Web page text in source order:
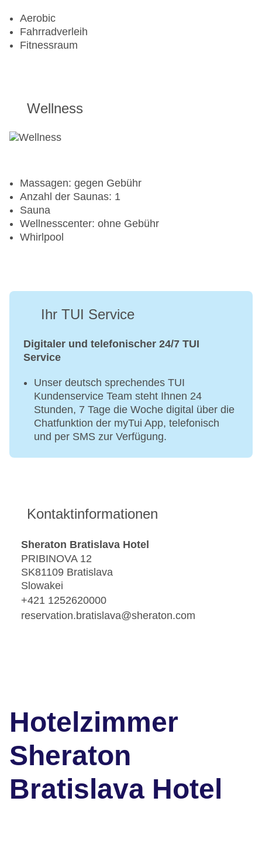
Aerobic
Fahrradverleih
Fitnessraum
Wellness
Massagen: gegen Gebühr
Anzahl der Saunas: 1
Sauna
Wellnesscenter: ohne Gebühr
Whirlpool
Ihr TUI Service
Digitaler und telefonischer 24/7 TUI
Service
Unser deutsch sprechendes TUI
Kundenservice Team steht Ihnen 24
Stunden, 7 Tage die Woche digital über die
Chatfunktion der myTui App, telefonisch
und per SMS zur Verfügung.
Kontaktinformationen
Sheraton Bratislava Hotel
PRIBINOVA 12
SK81109 Bratislava
Slowakei
+421 1252620000
reservation.bratislava@sheraton.com
Hotelzimmer
Sheraton
Bratislava Hotel